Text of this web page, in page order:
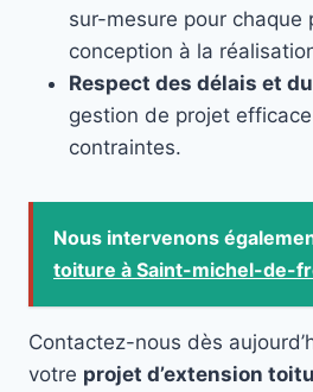
sur-mesure pour chaque
conception à la
Respect des délais et
gestion de projet
contraintes.
Nous intervenons
toiture à Saint-michel-de-
Contactez-nous dès
votre projet d’extension